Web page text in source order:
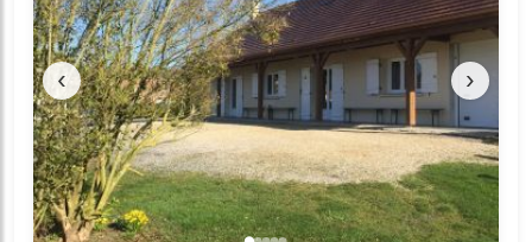
‹ ›